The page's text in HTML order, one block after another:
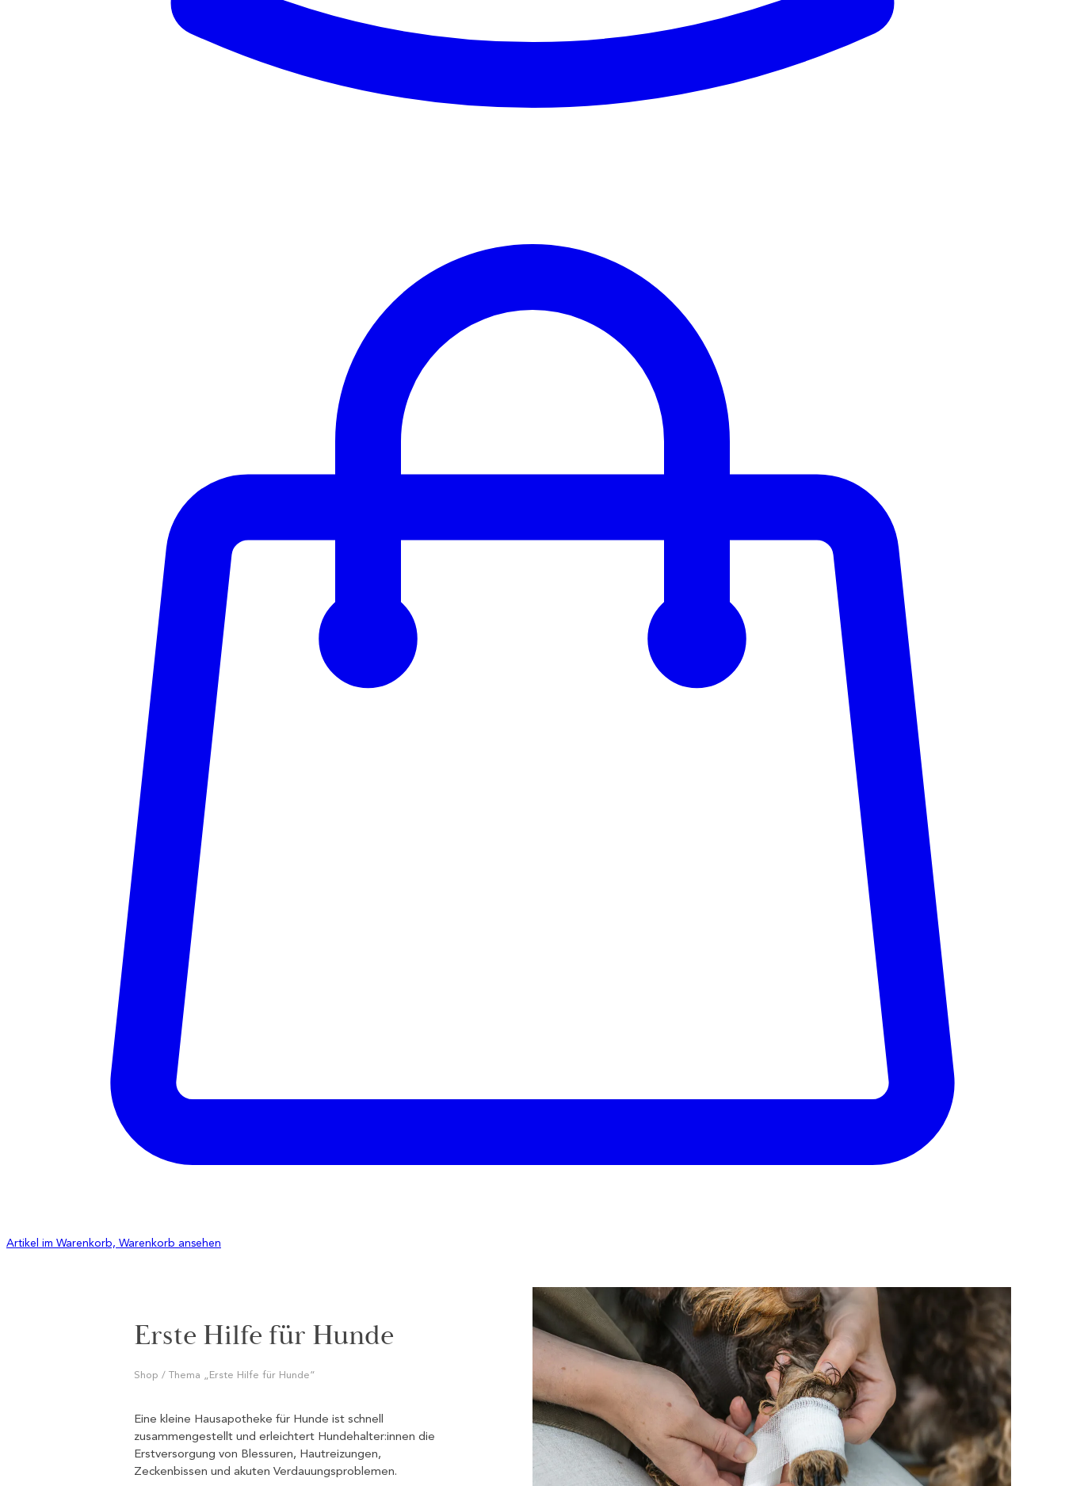
Artikel im Warenkorb, Warenkorb ansehen
Erste Hilfe für Hunde
Shop / Thema „Erste Hilfe für Hunde“
Eine kleine Hausapotheke für Hunde ist schnell
zusammengestellt und erleichtert Hundehalter:innen die
Erstversorgung von Blessuren, Hautreizungen,
Zeckenbissen und akuten Verdauungsproblemen.